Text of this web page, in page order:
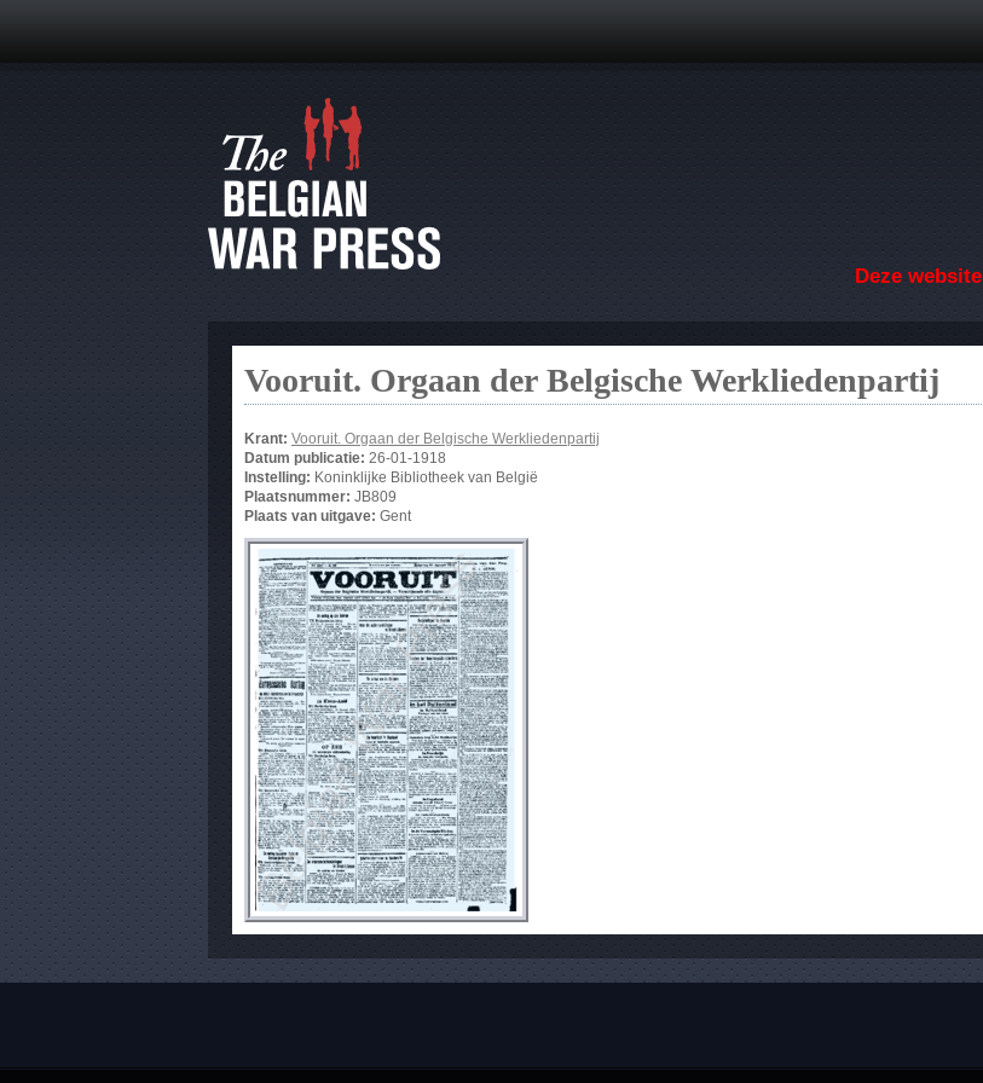
Deze website
Vooruit. Orgaan der Belgische Werkliedenpartij
Krant: Vooruit. Orgaan der Belgische Werkliedenpartij
Datum publicatie: 26-01-1918
Instelling: Koninklijke Bibliotheek van België
Plaatsnummer: JB809
Plaats van uitgave: Gent